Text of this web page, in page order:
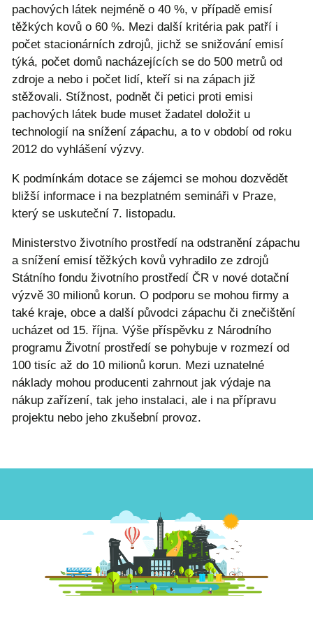
pachových látek nejméně o 40 %, v případě emisí
těžkých kovů o 60 %. Mezi další kritéria pak patří i
počet stacionárních zdrojů, jichž se snižování emisí
týká, počet domů nacházejících se do 500 metrů od
zdroje a nebo i počet lidí, kteří si na zápach již
stěžovali. Stížnost, podnět či petici proti emisi
pachových látek bude muset žadatel doložit u
technologií na snížení zápachu, a to v období od roku
2012 do vyhlášení výzvy.
K podmínkám dotace se zájemci se mohou dozvědět
bližší informace i na bezplatném semináři v Praze,
který se uskuteční 7. listopadu.
Ministerstvo životního prostředí na odstranění zápachu
a snížení emisí těžkých kovů vyhradilo ze zdrojů
Státního fondu životního prostředí ČR v nové dotační
výzvě 30 milionů korun. O podporu se mohou firmy a
také kraje, obce a další původci zápachu či znečištění
ucházet od 15. října. Výše příspěvku z Národního
programu Životní prostředí se pohybuje v rozmezí od
100 tisíc až do 10 milionů korun. Mezi uznatelné
náklady mohou producenti zahrnout jak výdaje na
nákup zařízení, tak jeho instalaci, ale i na přípravu
projektu nebo jeho zkušební provoz.